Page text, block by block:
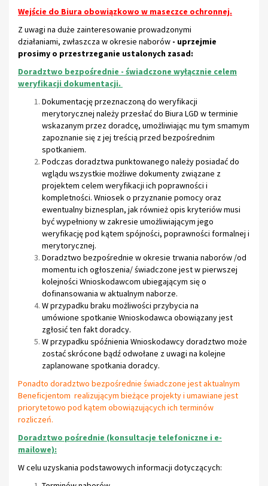
Wejście do Biura obowiązkowo w maseczce ochronnej.
Z uwagi na duże zainteresowanie prowadzonymi
działaniami, zwłaszcza w okresie naborów - uprzejmie
prosimy o przestrzeganie ustalonych zasad:
Doradztwo bezpośrednie - świadczone wyłącznie celem
weryfikacji dokumentacji.
Dokumentację przeznaczoną do weryfikacji
merytorycznej należy przesłać do Biura LGD w terminie
wskazanym przez doradcę, umożliwiając mu tym smamym
zapoznanie się z jej treścią przed bezpośrednim
spotkaniem.
Podczas doradztwa punktowanego należy posiadać do
wglądu wszystkie możliwe dokumenty związane z
projektem celem weryfikacji ich poprawności i
kompletności. Wniosek o przyznanie pomocy oraz
ewentualny biznesplan, jak również opis kryteriów musi
być wypełniony w zakresie umożliwiającym jego
weryfikację pod kątem spójności, poprawności formalnej i
merytorycznej.
Doradztwo bezpośrednie w okresie trwania naborów /od
momentu ich ogłoszenia/ świadczone jest w pierwszej
kolejności Wnioskodawcom ubiegającym się o
dofinansowania w aktualnym naborze.
W przypadku braku możliwości przybycia na
umówione spotkanie Wnioskodawca obowiązany jest
zgłosić ten fakt doradcy.
W przypadku spóźnienia Wnioskodawcy doradztwo może
zostać skrócone bądź odwołane z uwagi na kolejne
zaplanowane spotkania doradcy.
Ponadto doradztwo bezpośrednie świadczone jest aktualnym
Beneficjentom realizującym bieżące projekty i umawiane jest
priorytetowo pod kątem obowiązujących ich terminów
rozliczeń.
Doradztwo pośrednie (konsultacje telefoniczne i e-
mailowe):
W celu uzyskania podstawowych informacji dotyczących: